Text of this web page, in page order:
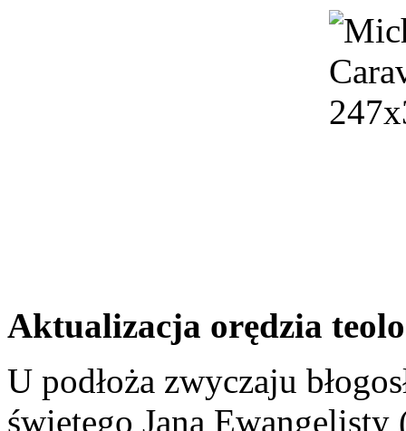
Aktualizacja orędzia
U podłoża zwyczaju
świętego Jana